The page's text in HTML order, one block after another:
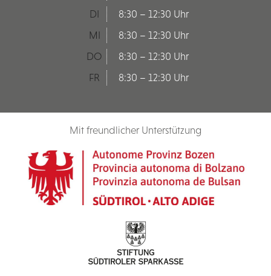
DI
8:30 – 12:30 Uhr
MI
8:30 – 12:30 Uhr
DO
8:30 – 12:30 Uhr
FR
8:30 – 12:30 Uhr
Mit freundlicher Unterstützung